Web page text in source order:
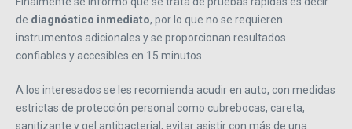
de diagnóstico inmediato, por lo que no se requieren
instrumentos adicionales y se proporcionan resultados
confiables y accesibles en 15 minutos.
A los interesados se les recomienda acudir en auto, con medidas
estrictas de protección personal como cubrebocas, careta,
sanitizante y gel antibacterial, evitar asistir con más de una